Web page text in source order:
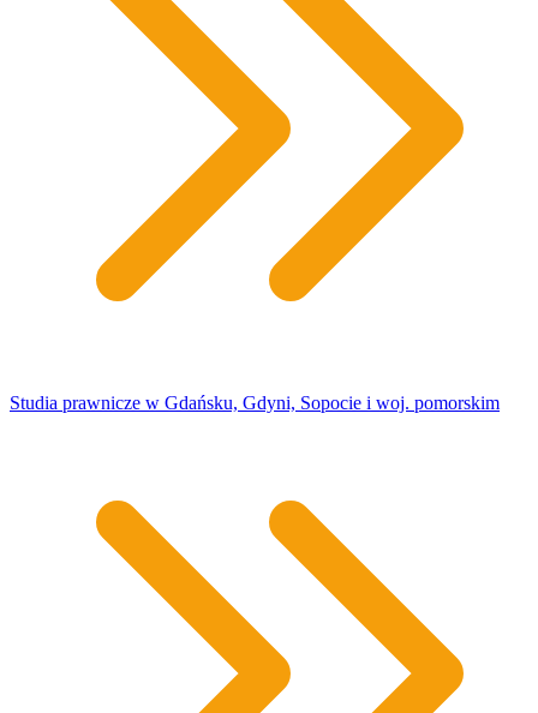
Studia prawnicze w Gdańsku, Gdyni, Sopocie i woj. pomorskim